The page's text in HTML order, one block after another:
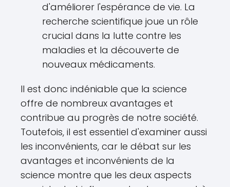
d'améliorer l'espérance de vie. La
recherche scientifique joue un rôle
crucial dans la lutte contre les
maladies et la découverte de
nouveaux médicaments.
Il est donc indéniable que la science
offre de nombreux avantages et
contribue au progrès de notre société.
Toutefois, il est essentiel d'examiner aussi
les inconvénients, car le débat sur les
avantages et inconvénients de la
science montre que les deux aspects